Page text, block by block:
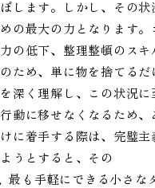
します。しかし、その状
の最大の力となります。
の低下、整理整頓のスキ
ため、単に物を捨てるだ
深く理解し、この状況に
動に移せなくなるため、
に着手する際は、完璧主
うとすると、その
も手軽にできる小さな